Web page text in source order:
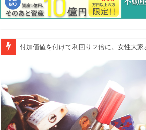
付加価値を付けて利回り２倍に。女性大